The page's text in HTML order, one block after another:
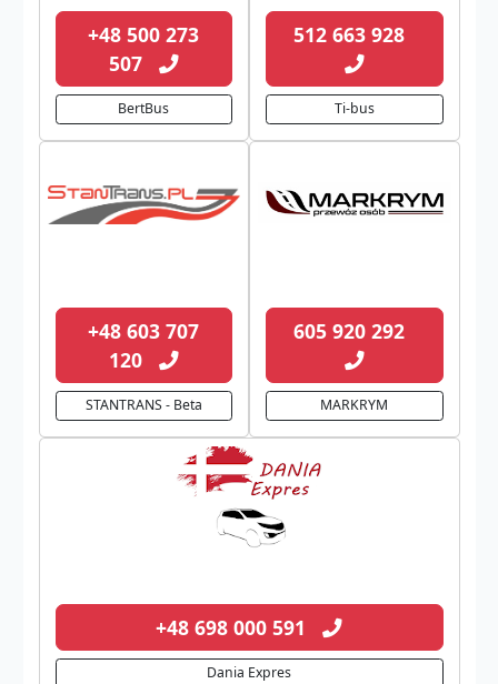
+48 500 273
507
BertBus
512 663 928
Ti-bus
+48 603 707
120
STANTRANS - Beta
605 920 292
MARKRYM
+48 698 000 591
Dania Expres